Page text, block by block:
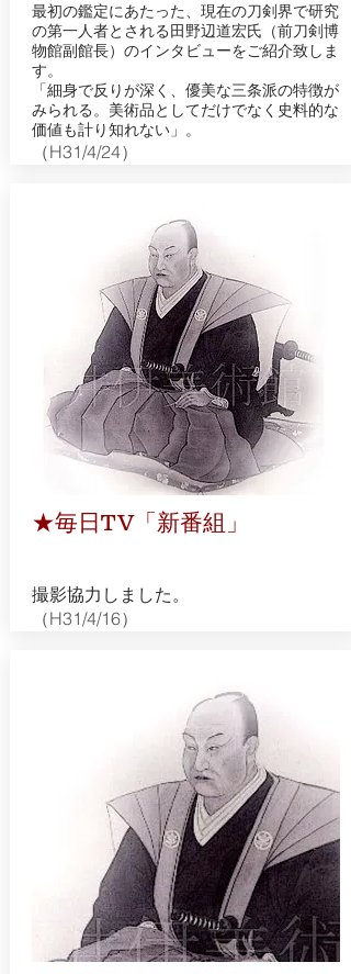
最初の鑑定にあたった、現在の刀剣界で研究
の第一人者とされる田野辺道宏氏（前刀剣博
物館副館長）のインタビューをご紹介致しま
す。
「細身で反りが深く、優美な三条派の特徴が
みられる。美術品としてだけでなく史料的な
価値も計り知れない」。
（H31/4/24）
★毎日TV「新番組」
​撮影協力しました。
（H31/4/16）